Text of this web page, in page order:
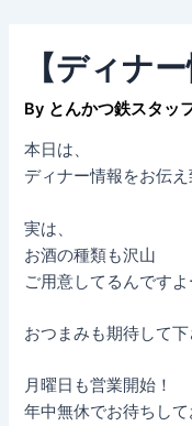
【ディナー
By とんかつ鉄スタッ
本日は、
ディナー情報をお伝え
実は、
お酒の種類も沢山
ご用意してるんですよ
おつまみも期待して下
月曜日も営業開始！
年中無休でお待ちし